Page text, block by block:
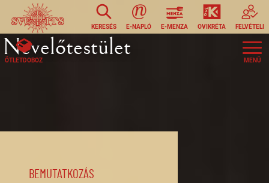
Ugrás a tartalomra
KERESÉS E-NAPLÓ E-MENZA OVIKRÉTA FELVÉTELI
ÖTLETDOBOZ
Nevelőtestület
BEMUTATKOZÁS